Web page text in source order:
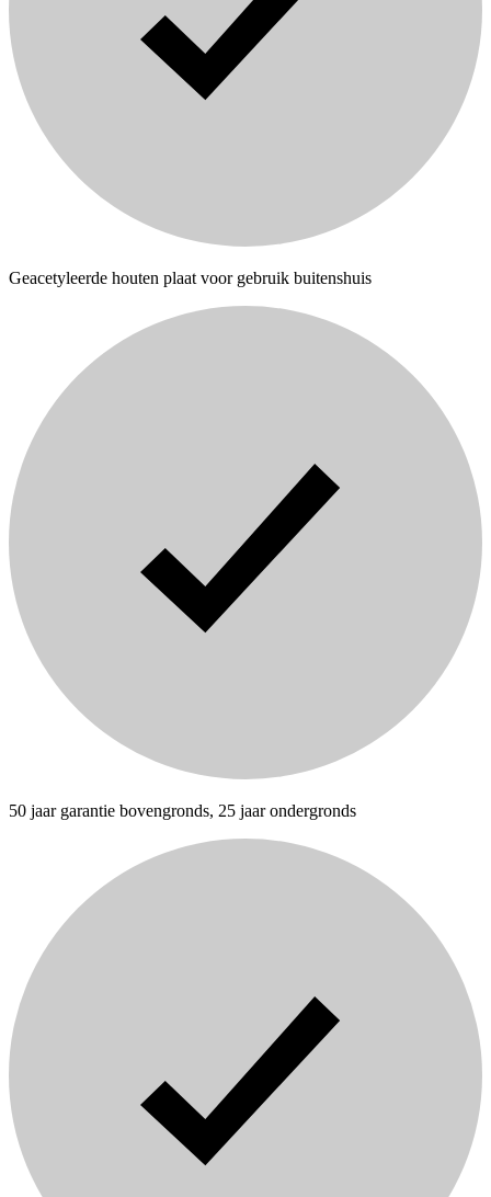
Geacetyleerde houten plaat voor gebruik buitenshuis
50 jaar garantie bovengronds, 25 jaar ondergronds